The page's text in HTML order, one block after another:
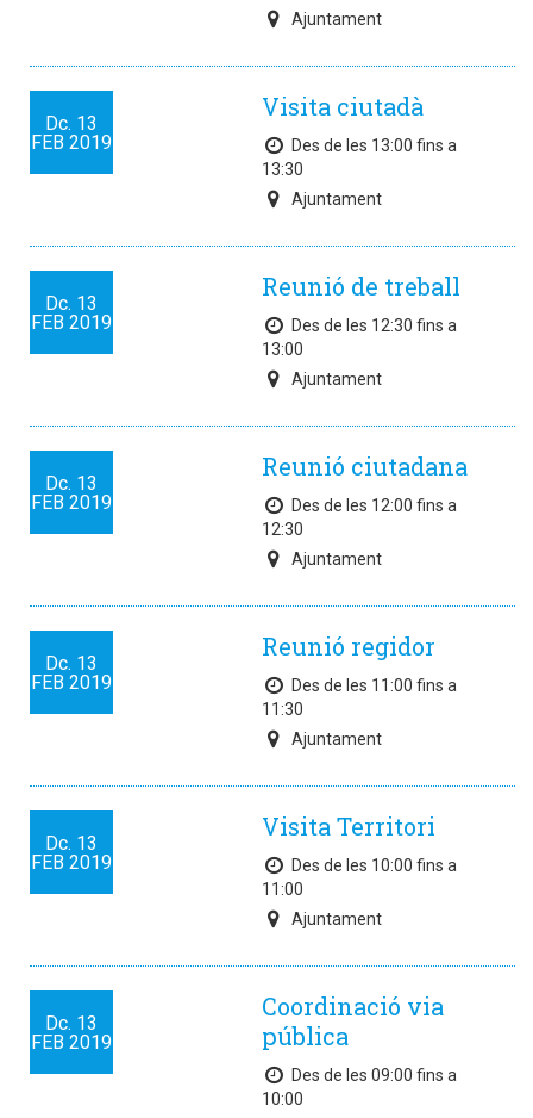
Ajuntament
Dc. 13
FEB 2019
Visita ciutadà
Des de les 13:00 fins a
13:30
Ajuntament
Dc. 13
FEB 2019
Reunió de treball
Des de les 12:30 fins a
13:00
Ajuntament
Dc. 13
FEB 2019
Reunió ciutadana
Des de les 12:00 fins a
12:30
Ajuntament
Dc. 13
FEB 2019
Reunió regidor
Des de les 11:00 fins a
11:30
Ajuntament
Dc. 13
FEB 2019
Visita Territori
Des de les 10:00 fins a
11:00
Ajuntament
Dc. 13
FEB 2019
Coordinació via
pública
Des de les 09:00 fins a
10:00